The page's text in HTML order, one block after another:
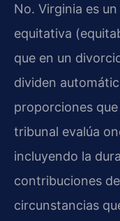
No. Virginia es
equitativa
que en un
dividen
proporciones
tribunal evalúa
incluyendo la
contribuciones
circunstancias